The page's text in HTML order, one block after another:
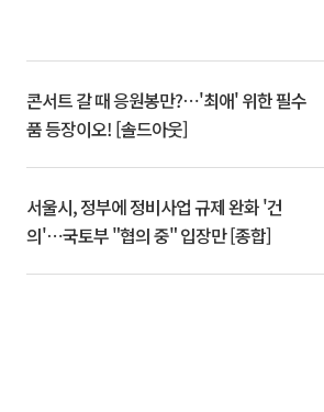
콘서트 갈 때 응원봉만?⋯'최애' 위한 필수
품 등장이오! [솔드아웃]
서울시, 정부에 정비사업 규제 완화 '건
의'⋯국토부 "협의 중" 입장만 [종합]